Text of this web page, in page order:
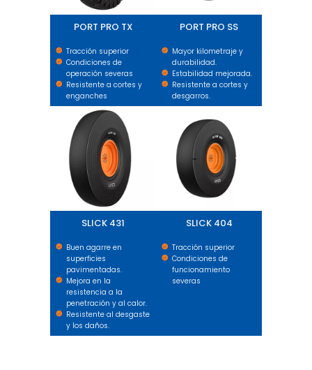
PORT PRO TX
Tracción superior
Condiciones de
operación severas
Resistente a cortes y
enganches
PORT PRO SS
Mayor kilometraje y
durabilidad.
Estabilidad mejorada.
Resistente a cortes y
desgarros.
SLICK 431
Buen agarre en
superficies
pavimentadas.
Mejora en la
resistencia a la
penetración y al calor.
Resistente al desgaste
y los daños.
SLICK 404
Tracción superior
Condiciones de
funcionamiento
severas